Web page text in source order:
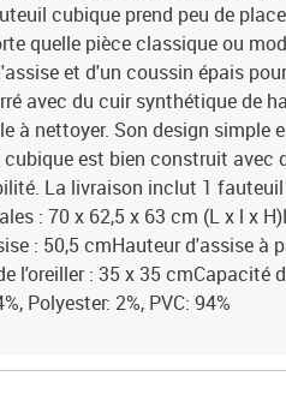
cubique prend peu de
quelle pièce classique ou
et d'un coussin épais
avec du cuir synthétique de
à nettoyer. Son design simple
est bien construit avec
La livraison inclut 1 fauteuil
: 70 x 62,5 x 63 cm (L x l x
: 50,5 cmHauteur d'assise à
l'oreiller : 35 x 35 cmCapacité
Polyester: 2%, PVC: 94%